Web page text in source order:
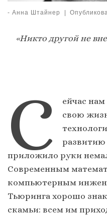
- Анна Штайнер |
«Никто другой не
С
ейчас
свою
развитию
приложило руки
Современным
компьютерным
Тьюринга хорошо
скамьи: всем им